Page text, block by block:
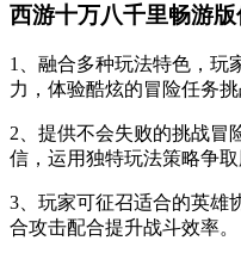
西游十万八千里畅游版
1、融合多种玩法特色，玩
力，体验酷炫的冒险任务挑
2、提供不会失败的挑战冒
信，运用独特玩法策略争取
3、玩家可征召适合的英雄
合攻击配合提升战斗效率。